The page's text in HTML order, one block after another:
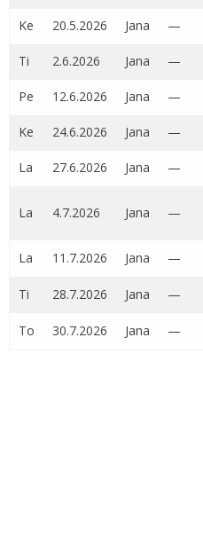
Ke 20.5.2026 Jana —
Ti 2.6.2026 Jana —
Pe 12.6.2026 Jana —
Ke 24.6.2026 Jana —
La 27.6.2026 Jana —
La 4.7.2026 Jana —
La 11.7.2026 Jana —
Ti 28.7.2026 Jana —
To 30.7.2026 Jana —